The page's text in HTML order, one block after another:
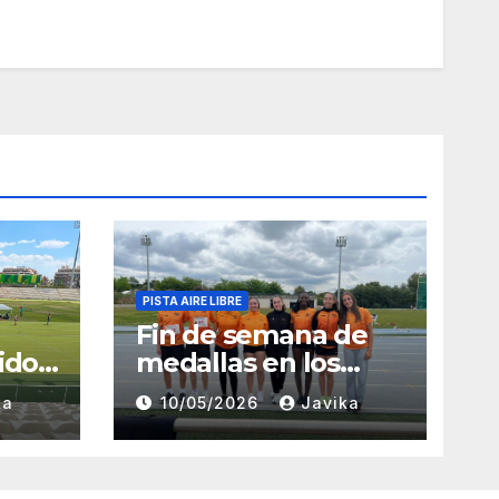
PISTA AIRE LIBRE
Fin de semana de
medallas en los
Campeonatos
Provinciales Sub-14
y Sub-16
10/05/2026 Javika